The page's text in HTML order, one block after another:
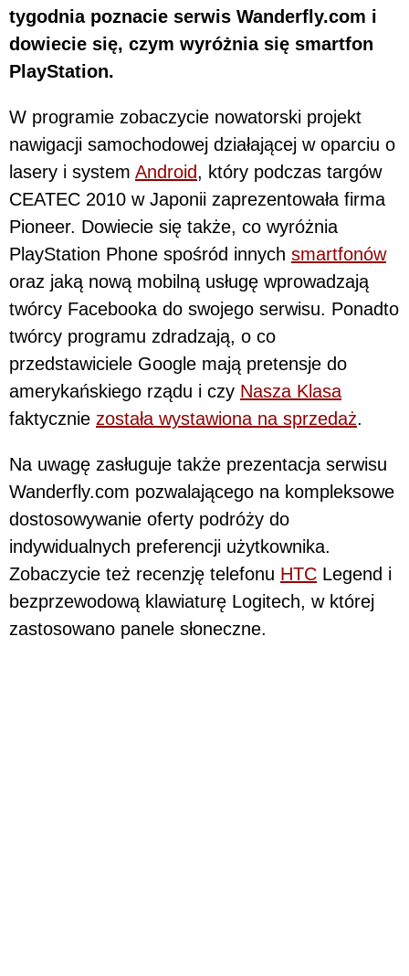
tygodnia poznacie serwis Wanderfly.com i
dowiecie się, czym wyróżnia się smartfon
PlayStation.
W programie zobaczycie nowatorski projekt
nawigacji samochodowej działającej w oparciu o
lasery i system Android, który podczas targów
CEATEC 2010 w Japonii zaprezentowała firma
Pioneer. Dowiecie się także, co wyróżnia
PlayStation Phone spośród innych smartfonów
oraz jaką nową mobilną usługę wprowadzają
twórcy Facebooka do swojego serwisu. Ponadto
twórcy programu zdradzają, o co
przedstawiciele Google mają pretensje do
amerykańskiego rządu i czy Nasza Klasa
faktycznie została wystawiona na sprzedaż.
Na uwagę zasługuje także prezentacja serwisu
Wanderfly.com pozwalającego na kompleksowe
dostosowywanie oferty podróży do
indywidualnych preferencji użytkownika.
Zobaczycie też recenzję telefonu HTC Legend i
bezprzewodową klawiaturę Logitech, w której
zastosowano panele słoneczne.